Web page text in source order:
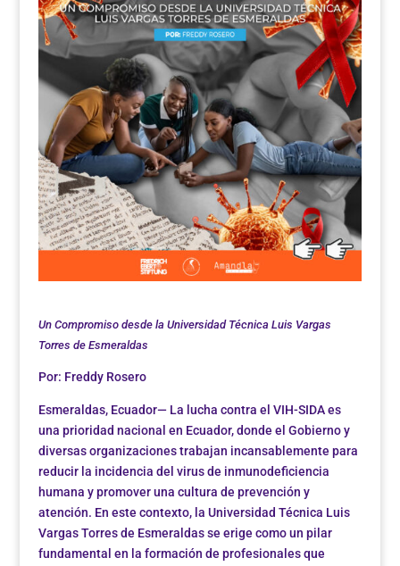
Un Compromiso desde la Universidad Técnica Luis Vargas
Torres de Esmeraldas
Por: Freddy Rosero
Esmeraldas, Ecuador— La lucha contra el VIH-SIDA es
una prioridad nacional en Ecuador, donde el Gobierno y
diversas organizaciones trabajan incansablemente para
reducir la incidencia del virus de inmunodeficiencia
humana y promover una cultura de prevención y
atención. En este contexto, la Universidad Técnica Luis
Vargas Torres de Esmeraldas se erige como un pilar
fundamental en la formación de profesionales que